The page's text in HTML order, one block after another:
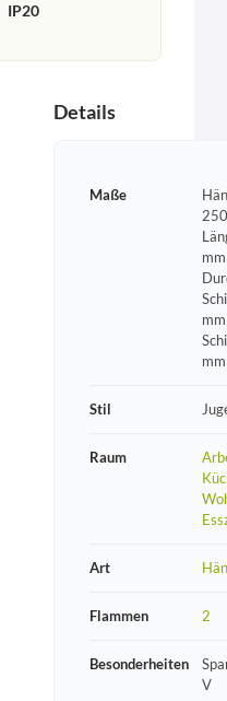
IP20
Details
Maße
mm
Stil
Raum
Art
Flammen 2
Besonderheiten
V